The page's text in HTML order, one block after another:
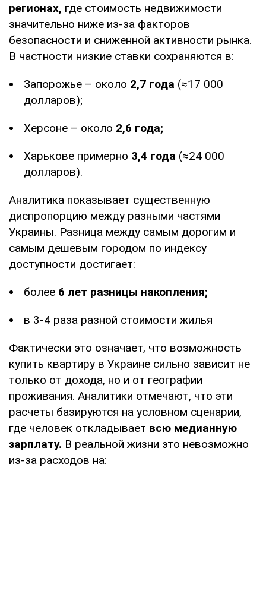
регионах, где стоимость недвижимости
значительно ниже из-за факторов
безопасности и сниженной активности рынка.
В частности низкие ставки сохраняются в:
Запорожье – около 2,7 года (≈17 000
долларов);
Херсоне – около 2,6 года;
Харькове примерно 3,4 года (≈24 000
долларов).
Аналитика показывает существенную
диспропорцию между разными частями
Украины. Разница между самым дорогим и
самым дешевым городом по индексу
доступности достигает:
более 6 лет разницы накопления;
в 3-4 раза разной стоимости жилья
Фактически это означает, что возможность
купить квартиру в Украине сильно зависит не
только от дохода, но и от географии
проживания. Аналитики отмечают, что эти
расчеты базируются на условном сценарии,
где человек откладывает всю медианную
зарплату. В реальной жизни это невозможно
из-за расходов на: